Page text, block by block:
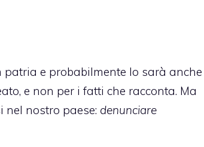
patria e probabilmente lo sarà anche
e non per i fatti che racconta. Ma
nel nostro paese: denunciare